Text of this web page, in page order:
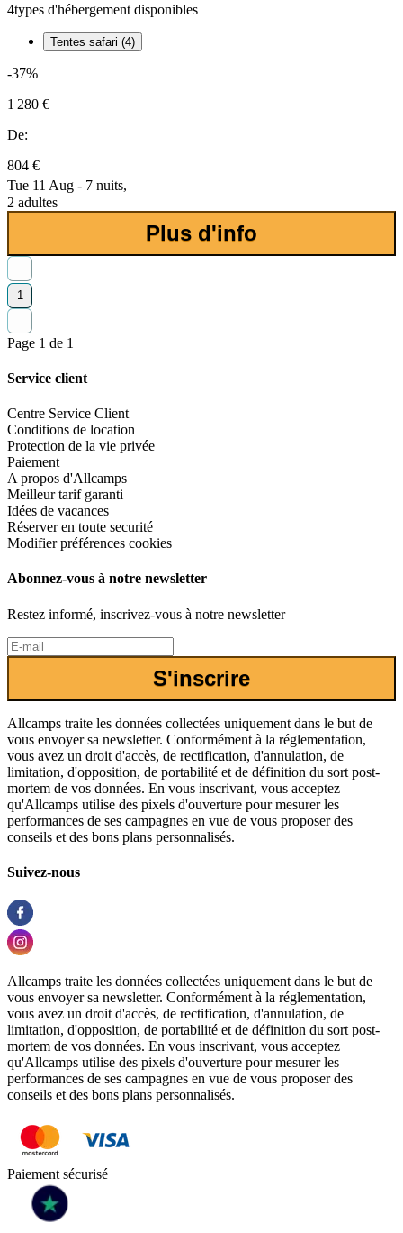
4types d'hébergement disponibles
Tentes safari (4)
-37%
1 280 €
De:
804 €
Tue 11 Aug - 7 nuits,
2 adultes
Plus d'info
1
Page 1 de 1
Service client
Centre Service Client
Conditions de location
Protection de la vie privée
Paiement
A propos d'Allcamps
Meilleur tarif garanti
Idées de vacances
Réserver en toute securité
Modifier préférences cookies
Abonnez-vous à notre newsletter
Restez informé, inscrivez-vous à notre newsletter
S'inscrire
Allcamps traite les données collectées uniquement dans le but de
vous envoyer sa newsletter. Conformément à la réglementation,
vous avez un droit d'accès, de rectification, d'annulation, de
limitation, d'opposition, de portabilité et de définition du sort post-
mortem de vos données. En vous inscrivant, vous acceptez
qu'Allcamps utilise des pixels d'ouverture pour mesurer les
performances de ses campagnes en vue de vous proposer des
conseils et des bons plans personnalisés.
Suivez-nous
Allcamps traite les données collectées uniquement dans le but de
vous envoyer sa newsletter. Conformément à la réglementation,
vous avez un droit d'accès, de rectification, d'annulation, de
limitation, d'opposition, de portabilité et de définition du sort post-
mortem de vos données. En vous inscrivant, vous acceptez
qu'Allcamps utilise des pixels d'ouverture pour mesurer les
performances de ses campagnes en vue de vous proposer des
conseils et des bons plans personnalisés.
Paiement sécurisé